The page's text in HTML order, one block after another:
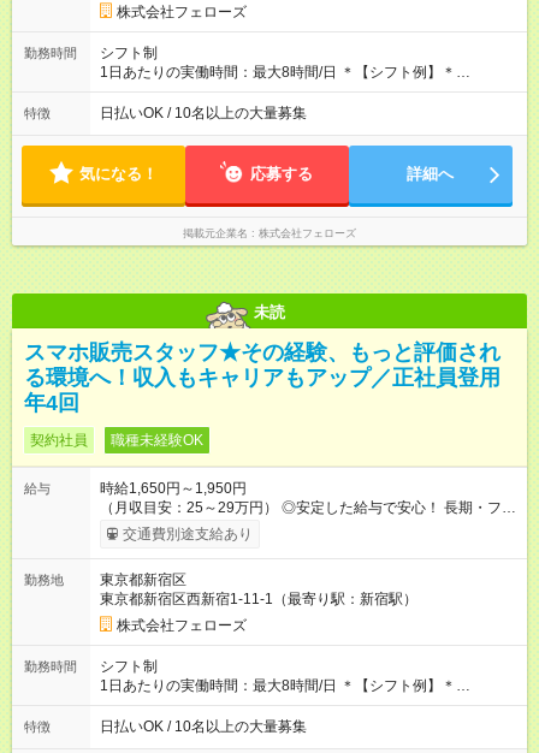
す。その間の給与・待遇に変更はありません。 【試用期間】試
用期間あり 試用期間の長さ：2ヶ月 雇用形態、給与は本採用時
と同じです。
株式会社フェローズ
勤務時間
シフト制
1日あたりの実働時間：最大8時間/日 ＊【シフト例】＊
(1) 10:00～19:00 (2) 11:00～20:00 (3) 12:00～21:00 など ◎
いずれも実働8時間・休憩1時間です。中抜けシフトなどはあり
たい」などあれば相談に応じますのでおっしゃってください！
特徴 日払いOK / 10名以上の大量募集
気になる！ 応募する 詳細へ
掲載元企業名 株式会社フェローズ
未読
スマホ販売スタッフ★その経験、もっと評価され
る環境へ！収入もキャリアもアップ／正社員登用
年4回
契約社員 職種未経験OK
給与
時給1,650円～1,950円
（月収目安：25～29万円） ◎安定した給与で安心！ 長期・フル
タイムで勤務いただける方にお越しいただきたいと思っていま
す。シフトが削られることはないので、安定した給与が入りま
たいという人もいると思います。このあたりは柔軟に対応する
ので、お気軽にご相談ください！ ※2ヶ月の試用期間がありま
す。その間の給与・待遇に変更はありません。 【試用期間】試
用期間あり 試用期間の長さ：2ヶ月 雇用形態、給与は本採用時
と同じです。
交通費別途支給あり
勤務地
東京都新宿区
東京都新宿区西新宿1-11-1（最寄り駅：新宿駅）
株式会社フェローズ
勤務時間
シフト制
1日あたりの実働時間：最大8時間/日 ＊【シフト例】＊
(1) 10:00～19:00 (2) 11:00～20:00 (3) 12:00～21:00 など ◎
いずれも実働8時間・休憩1時間です。中抜けシフトなどはあり
特徴 日払いOK / 10名以上の大量募集